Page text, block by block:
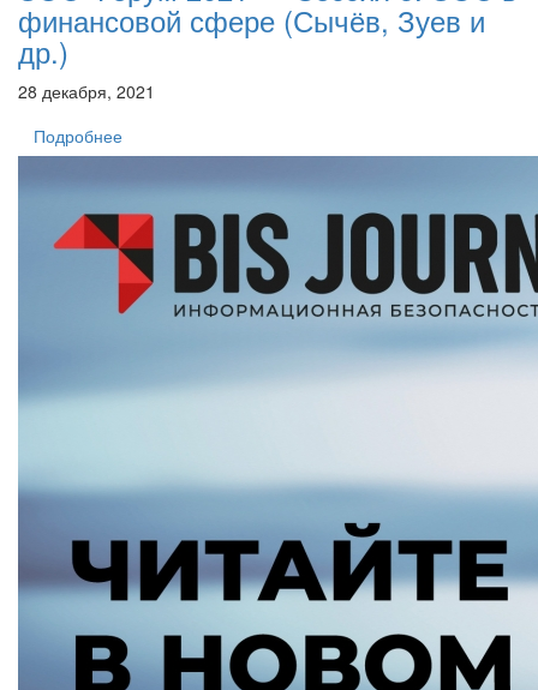
финансовой сфере (Сычёв, Зуев и
др.)
28 декабря, 2021
Подробнее